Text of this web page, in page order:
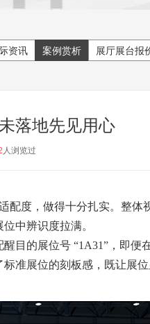
资讯 案例赏析 展厅展台报
落地先见用心
人浏览过
配度，做得十分扎实。整体
中辨识度拉满。
目的展位号 “1A31”，即便
准展位的刻板感，既让展